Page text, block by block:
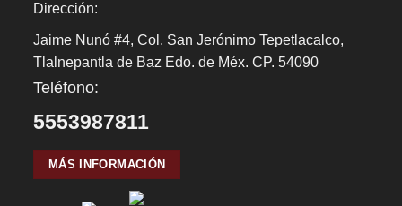
Dirección:
Jaime Nunó #4, Col. San Jerónimo Tepetlacalco,
Tlalnepantla de Baz Edo. de Méx. CP. 54090
Teléfono:
5553987811
MÁS INFORMACIÓN